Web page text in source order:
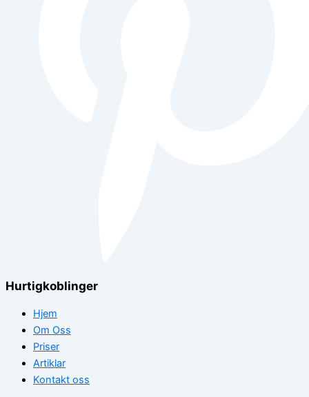
Hurtigkoblinger
Hjem
Om Oss
Priser
Artiklar
Kontakt oss